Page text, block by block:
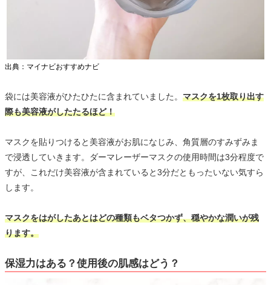
出典：マイナビおすすめナビ
袋には美容液がひたひたに含まれていました。 マスクを1枚取り出す
際も美容液がしたたるほど！
マスクを貼りつけると美容液がお肌になじみ、角質層のすみずみま
で浸透していきます。ダーマレーザーマスクの使用時間は3分程度で
すが、これだけ美容液が含まれていると3分だともったいない気すら
します。
マスクをはがしたあとはどの種類もベタつかず、穏やかな潤いが残
ります。
保湿力はある？使用後の肌感はどう？